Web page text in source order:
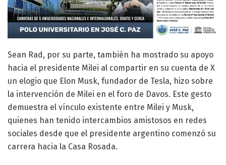
Sean Rad, por su parte, también ha mostrado su apoyo
hacia el presidente Milei al compartir en su cuenta de X
un elogio que Elon Musk, fundador de Tesla, hizo sobre
la intervención de Milei en el foro de Davos. Este gesto
demuestra el vínculo existente entre Milei y Musk,
quienes han tenido intercambios amistosos en redes
sociales desde que el presidente argentino comenzó su
carrera hacia la Casa Rosada.